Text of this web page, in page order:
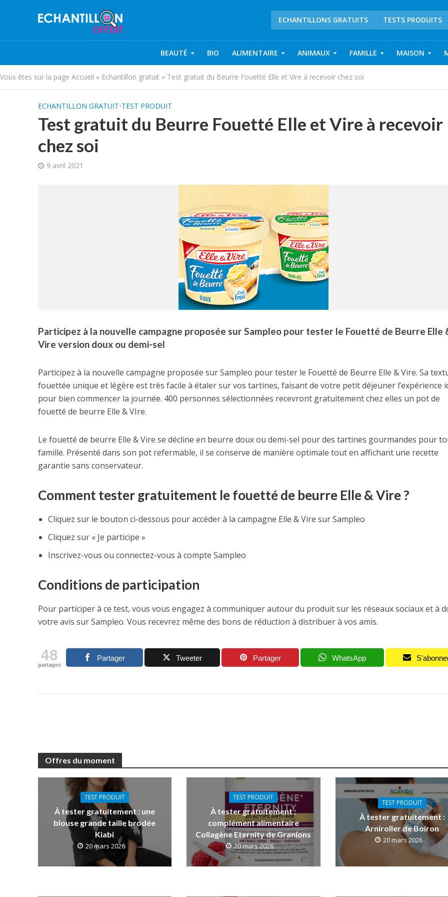
ECHANTILLONS GRATUITS TESTS PRODUITS
BEAUTÉ BIO ALIMENTAIRE ANIMAUX FAMILLE MAISON
Vous êtes sur la page Accueil » Echantillon gratuit » Test gratuit du Beurre Fouetté Elle et Vire à recevoir chez soi
ECHANTILLON GRATUIT•TEST PRODUIT
Test gratuit du Beurre Fouetté Elle et Vire à recevoir
chez soi
9 avril 2021
Participez à la nouvelle campagne proposée sur Sampleo pour tester le Fouetté de Beurre Elle
Vire version doux ou demi-sel
Participez à la nouvelle campagne proposée sur Sampleo pour tester le Fouetté de Beurre Elle & Vire. Sa
fouettée unique et légère est très facile à étaler sur vos tartines, faisant de votre petit déjeuner l’expérience
pour bien commencer la journée. 400 personnes sélectionnées recevront gratuitement chez elles un pot de
fouetté de beurre Elle & VIre.
Le fouetté de beurre Elle & Vire se décline en beurre doux ou demi-sel pour des tartines gourmandes pour
famille. Présenté dans son pot refermable, il se conserve de manière optimale tout en affichant une recette
garantie sans conservateur.
Comment tester gratuitement le fouetté de beurre Elle & Vire ?
Cliquez sur le bouton ci-dessous pour accéder à la campagne Elle & Vire sur Sampleo
Cliquez sur « Je participe »
Inscrivez-vous ou connectez-vous à compte Sampleo
Conditions de participation
Pour participer à ce test, vous vous engagez à communiquer autour du produit sur les réseaux sociaux et à
votre avis sur Sampleo. Vous recevrez même des bons de réduction à distribuer à vos amis.
48
partages
Partager Tweeter Partager WhatsApp
Offres du moment
TEST PRODUIT
À tester gratuitement : une
blouse grande taille brodée
Kiabi
20 mars 2026
TEST PRODUIT
À tester gratuitement :
complément alimentaire
Collagène Eternity de Granions
20 mars 2026
TEST PRODUIT
À tester gratuitement :
Arniroller de Boiron
20 mars 2026